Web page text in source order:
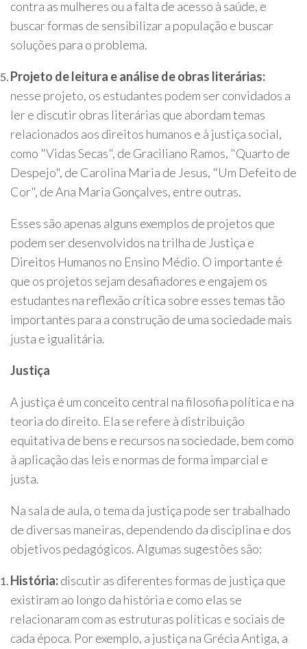
contra as mulheres ou a falta de acesso à saúde, e
buscar formas de sensibilizar a população e buscar
soluções para o problema.
Projeto de leitura e análise de obras literárias:
nesse projeto, os estudantes podem ser convidados a
ler e discutir obras literárias que abordam temas
relacionados aos direitos humanos e à justiça social,
como "Vidas Secas", de Graciliano Ramos, "Quarto de
Despejo", de Carolina Maria de Jesus, "Um Defeito de
Cor", de Ana Maria Gonçalves, entre outras.
Esses são apenas alguns exemplos de projetos que
podem ser desenvolvidos na trilha de Justiça e
Direitos Humanos no Ensino Médio. O importante é
que os projetos sejam desafiadores e engajem os
estudantes na reflexão crítica sobre esses temas tão
importantes para a construção de uma sociedade mais
justa e igualitária.
Justiça
A justiça é um conceito central na filosofia política e na
teoria do direito. Ela se refere à distribuição
equitativa de bens e recursos na sociedade, bem como
à aplicação das leis e normas de forma imparcial e
justa.
Na sala de aula, o tema da justiça pode ser trabalhado
de diversas maneiras, dependendo da disciplina e dos
objetivos pedagógicos. Algumas sugestões são:
História:discutir as diferentes formas de justiça que
existiram ao longo da história e como elas se
relacionaram com as estruturas políticas e sociais de
cada época. Por exemplo, a justiça na Grécia Antiga, a